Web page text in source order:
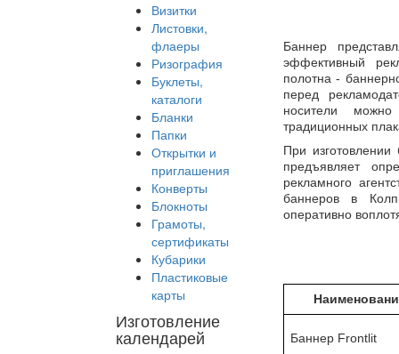
Визитки
Листовки,
флаеры
Ризография
Буклеты,
каталоги
Бланки
Папки
Открытки и
приглашения
Конверты
Блокноты
Грамоты,
сертификаты
Кубарики
Пластиковые
карты
Изготовление
календарей
Баннер
эффективный
полотна -
перед
носители
традиционных
При
предъявляет
рекламного
баннеров в
оперативно
Баннер Frontlit